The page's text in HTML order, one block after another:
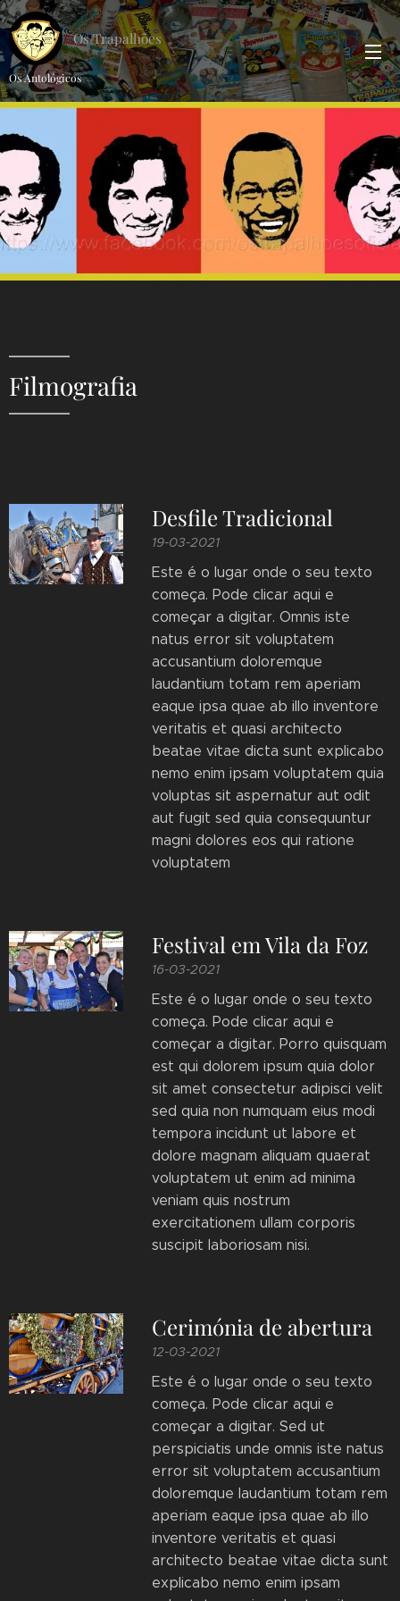
Os Trapalhões
Os Antológicos
Filmografia
Desfile Tradicional
19-03-2021
Este é o lugar onde o seu texto
começa. Pode clicar aqui e
começar a digitar. Omnis iste
natus error sit voluptatem
accusantium doloremque
laudantium totam rem aperiam
eaque ipsa quae ab illo inventore
veritatis et quasi architecto
beatae vitae dicta sunt explicabo
nemo enim ipsam voluptatem quia
voluptas sit aspernatur aut odit
aut fugit sed quia consequuntur
magni dolores eos qui ratione
voluptatem
Festival em Vila da Foz
16-03-2021
Este é o lugar onde o seu texto
começa. Pode clicar aqui e
começar a digitar. Porro quisquam
est qui dolorem ipsum quia dolor
sit amet consectetur adipisci velit
sed quia non numquam eius modi
tempora incidunt ut labore et
dolore magnam aliquam quaerat
voluptatem ut enim ad minima
veniam quis nostrum
exercitationem ullam corporis
suscipit laboriosam nisi.
Cerimónia de abertura
12-03-2021
Este é o lugar onde o seu texto
começa. Pode clicar aqui e
começar a digitar. Sed ut
perspiciatis unde omnis iste natus
error sit voluptatem accusantium
doloremque laudantium totam rem
aperiam eaque ipsa quae ab illo
inventore veritatis et quasi
architecto beatae vitae dicta sunt
explicabo nemo enim ipsam